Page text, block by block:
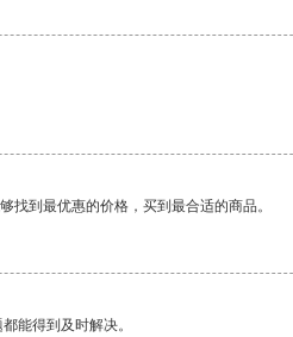
找到最优惠的价格，买到最合适的商品。
能得到及时解决。